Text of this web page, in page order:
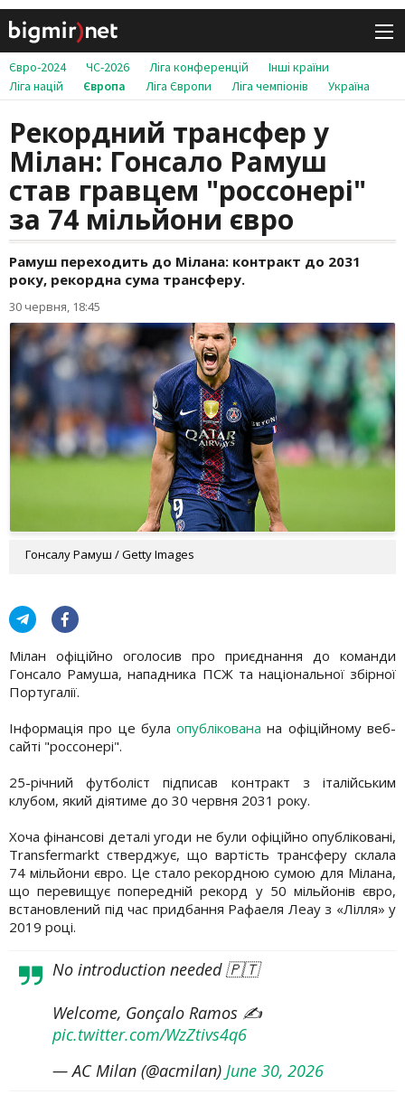
Євро-2024 ЧС-2026 Ліга конференцій
Інші країни
Ліга націй
Європа Ліга Європи Ліга чемпіонів Україна
Рекордний трансфер у
Мілан: Гонсало Рамуш
став гравцем "россонері"
за 74 мільйони євро
Рамуш переходить до Мілана: контракт до 2031
року, рекордна сума трансферу.
30 червня, 18:45
Гонсалу Рамуш / Getty Images
Мілан офіційно оголосив про приєднання до команди
Гонсало Рамуша, нападника ПСЖ та національної збірної
Португалії.
Інформація про це булаопублікованана офіційному веб-
сайті "россонері".
25-річний футболіст підписав контракт з італійським
клубом, який діятиме до 30 червня 2031 року.
Хоча фінансові деталі угоди не були офіційно опубліковані,
Transfermarkt стверджує, що вартість трансферу склала
74 мільйони євро. Це стало рекордною сумою для Мілана,
що перевищує попередній рекорд у 50 мільйонів євро,
встановлений під час придбання Рафаеля Леау з «Лілля» у
2019 році.
No introduction needed 🇵🇹
Welcome, Gonçalo Ramos ✍️
pic.twitter.com/WzZtivs4q6
— AC Milan (@acmilan) June 30, 2026